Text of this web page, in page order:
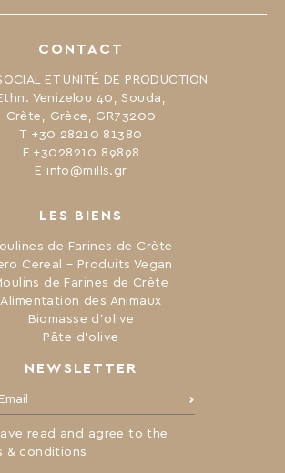
NEWSLETTER
read and agree to the
& conditions
LES BIENS
de Farines de Crète
Cereal – Produits Vegan
de Farines de Crète
Alimentation des Animaux
Biomasse d’olive
Pâte d’olive
CONTACT
ET UNITÉ DE PRODUCTION
Venizelou 40, Souda,
Crète, Grèce, GR73200
Τ +30 28210 81380
F +3028210 89898
Ε info@mills.gr